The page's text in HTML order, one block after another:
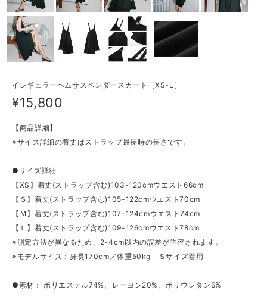
イレギュラーヘムサスペンダースカート［XS-L］
¥15,800
【商品詳細】
※サイズ詳細の着丈はストラップ最長時の長さです。
●サイズ詳細
【XS】着丈(ストラップ含む)103-120cmウエスト66cm
【Ｓ】着丈(ストラップ含む)105-122cmウエスト70cm
【Ｍ】着丈(ストラップ含む)107-124cmウエスト74cm
【Ｌ】着丈(ストラップ含む)109-126cmウエスト78cm
※測定方法が異なるため、2-4cm以内の誤差が許容されます。
※モデルサイズ：身長170cm／体重50kg Ｓサイズ着用
●素材： ポリエステル74%、レーヨン20%、ポリウレタン6%